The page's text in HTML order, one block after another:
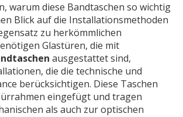
warum diese Bandtaschen so wichtig
Blick auf die Installationsmethoden
zu herkömmlichen
Glastüren, die mit
ausgestattet sind,
die die technische und
berücksichtigen. Diese Taschen
eingefügt und tragen
als auch zur optischen